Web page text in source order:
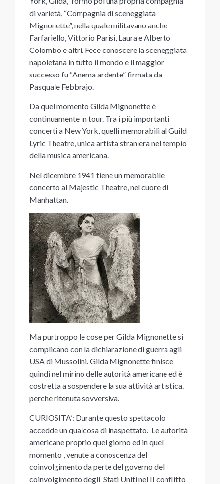
di varietà, “Compagnia di sceneggiata
Mignonette”, nella quale militavano anche
Farfariello, Vittorio Parisi, Laura e Alberto
Colombo e altri. Fece conoscere la sceneggiata
napoletana in tutto il mondo e il maggior
successo fu “Anema ardente” firmata da
Pasquale Febbrajo.
Da quel momento Gilda Mignonette è
continuamente in tour. Tra i più importanti
concerti a New York, quelli memorabili al Guild
Lyric Theatre, unica artista straniera nel tempio
della musica americana.
Nel dicembre 1941 tiene un memorabile
concerto al Majestic Theatre, nel cuore di
Manhattan.
Ma purtroppo le cose per Gilda Mignonette si
complicano con la dichiarazione di guerra agli
USA di Mussolini. Gilda Mignonette finisce
quindi nel mirino delle autorità americane ed è
costretta a sospendere la sua attività artistica.
perche ritenuta sovversiva.
CURIOSITA’: Durante questo spettacolo
accedde un qualcosa di inaspettato. Le autorità
americane proprio quel giorno ed in quel
momento , venute a conoscenza del
coinvolgimento da perte del governo del
coinvolgimento degli Stati Uniti nel II conflitto